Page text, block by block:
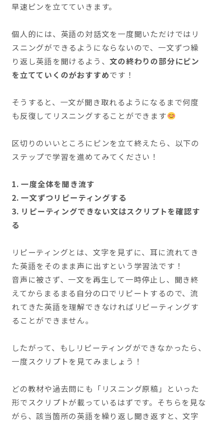
早速ピンを立てていきます。
個人的には、英語の対話文を一度聞いただけではリ
スニングができるようにならないので、一文ずつ繰
り返し英語を聞けるよう、文の終わりの部分にピン
を立てていくのがおすすめです！
そうすると、一文が聞き取れるようになるまで何度
も反復してリスニングすることができます
区切りのいいところにピンを立て終えたら、以下の
ステップで学習を進めてみてください！
1. 一度全体を聞き流す
2. 一文ずつリピーティングする
3. リピーティングできない文はスクリプトを確認す
る
リピーティングとは、文字を見ずに、耳に流れてき
た英語をそのまま声に出すという学習法です！
音声に被さず、一文を再生して一時停止し、聞き終
えてからまるまる自分の口でリピートするので、流
れてきた英語を理解できなければリピーティングす
ることができません。
したがって、もしリピーティングができなかったら、
一度スクリプトを見てみましょう！
どの教材や過去問にも「リスニング原稿」といった
形でスクリプトが載っているはずです。そちらを見な
がら、該当箇所の英語を繰り返し聞き返すと、文字